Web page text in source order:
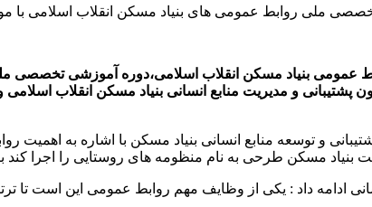
ملی روابط عمومی های بنیاد مسکن انقلاب اسلامی با
عمومی بنیاد مسکن انقلاب اسلامی،دوره آموزشی تخصصی
پشتیبانی و مدیریت منابع انسانی بنیاد مسکن انقلاب
و توسعه منابع انسانی بنیاد مسکن با اشاره به
بنیاد مسکن طرحی به نام منظومه های روستایی را اجرا کند
ادامه داد : یکی از وظایف مهم روابط عمومی این است تا